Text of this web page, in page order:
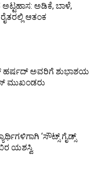
ಅಟ್ಟಹಾಸ: ಅಡಿಕೆ, ಬಾಳೆ,
ಆತಂಕ
ಹರ್ಷದ್ ಅವರಿಗೆ ಶುಭಾಶಯ
ಮುಖಂಡರು
‘ಸೌಟ್ಸ್ ಗೈಡ್ಸ್
ಯಶಸ್ವಿ